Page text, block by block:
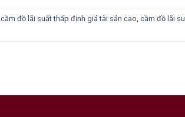
cầm đồ lãi suất thấp định giá tài sản cao, cầm đồ lãi